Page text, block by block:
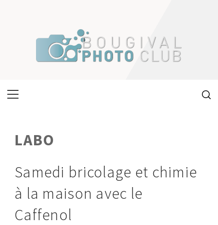
Primary
LABO
Samedi bricolage et chimie
à la maison avec le
Caffenol